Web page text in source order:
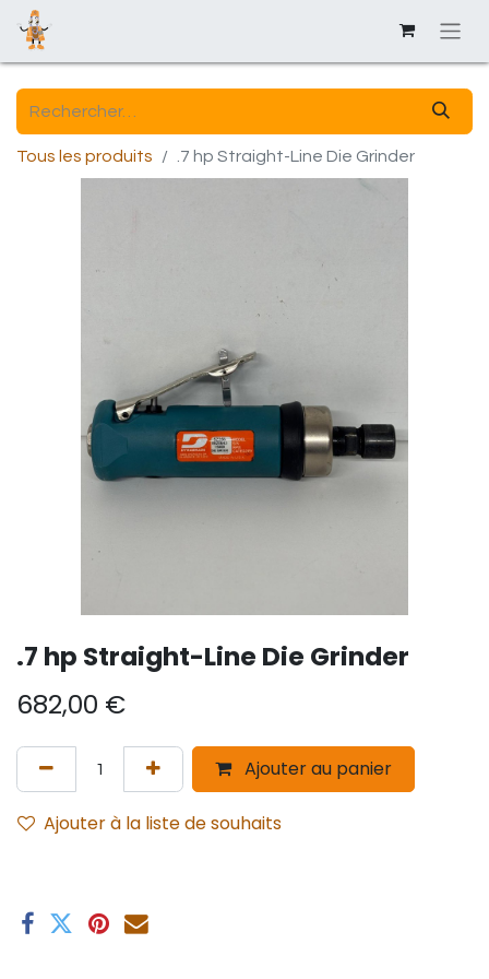
Tous les produits .7 hp Straight-Line Die Grinder
.7 hp Straight-Line Die Grinder
682,00 €
Ajouter au panier
Ajouter à la liste de souhaits